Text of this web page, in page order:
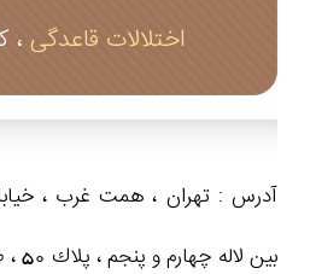
اختلالات قاعدگی ،
آدرس : تهران ، همت غرب ،
بین لاله چهارم و پنجم ، پلاك 50 ، طبقه سوم